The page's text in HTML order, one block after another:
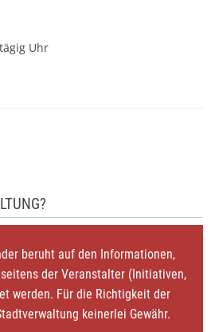
Uhr
beruht auf den Informationen,
der Veranstalter (Initiativen,
werden. Für die Richtigkeit der
keinerlei Gewähr.